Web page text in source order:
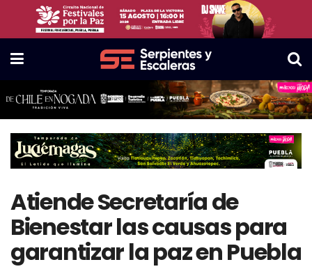
Atiende Secretaría de
Bienestar las causas para
garantizar la paz en Puebla